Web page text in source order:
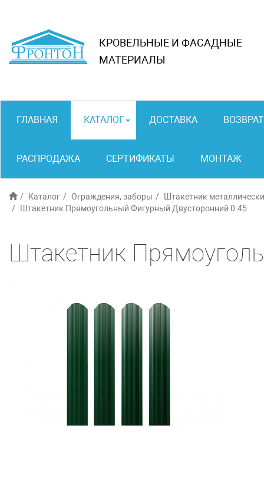
КРОВЕЛЬНЫЕ И ФАСАДНЫЕ
МАТЕРИАЛЫ
ГЛАВНАЯ КАТАЛОГ ДОСТАВКА ВОЗВРАТ
РАСПРОДАЖА СЕРТИФИКАТЫ МОНТАЖ
Каталог Ограждения, заборы
Штакетник
Штакетник Прямоугольный Фигурный Двусторонний 0.45
Штакетник